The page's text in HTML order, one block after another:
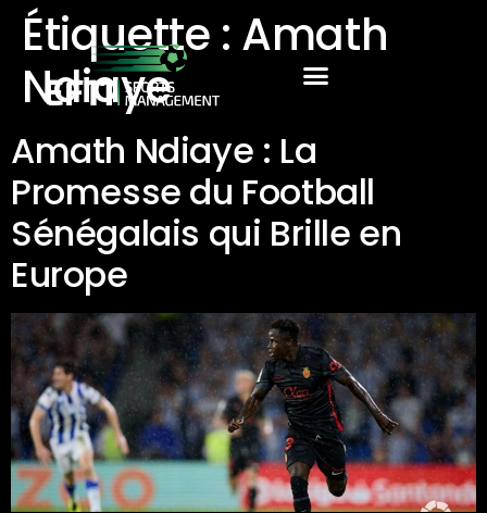
Étiquette : Amath
Ndiaye
Amath Ndiaye : La
Promesse du Football
Sénégalais qui Brille en
Europe